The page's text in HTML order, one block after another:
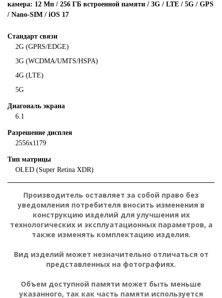
камера: 12 Мп / 256 ГБ встроенной памяти / 3G / LTE / 5G / GPS
/ Nano-SIM / iOS 17
Стандарт связи
2G (GPRS/EDGE)
3G (WCDMA/UMTS/HSPA)
4G (LTE)
5G
Диагональ экрана
6.1
Разрешение дисплея
2556x1179
Тип матрицы
OLED (Super Retina XDR)
Производитель оставляет за собой право без
уведомления потребителя вносить изменения в
конструкцию изделий для улучшения их
технологических и эксплуатационных параметров, а
также изменять комплектацию изделия.
Вид изделий может незначительно отличаться от
представленных на фотографиях.
Объем доступной памяти может быть меньше
указанного, так как часть памяти используется